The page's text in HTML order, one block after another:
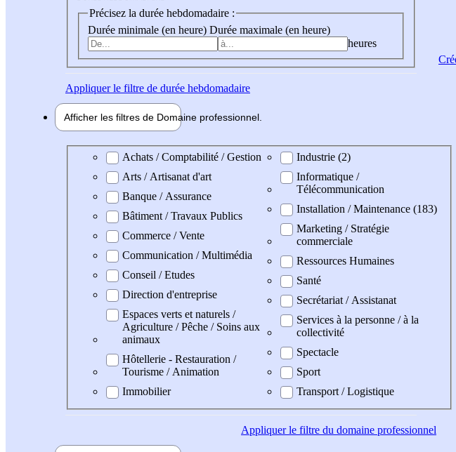
Précisez la durée hebdomadaire :
Durée minimale (en heure) Durée maximale (en heure)
heures
Appliquerle filtre de durée hebdomadaire
Afficher les filtres de Domaine professionnel
Domaine professionel
Achats / Comptabilité / Gestion
Arts / Artisanat d'art
Banque / Assurance
Bâtiment / Travaux Publics
Commerce / Vente
Communication / Multimédia
Conseil / Etudes
Direction d'entreprise
Espaces verts et naturels /
Agriculture / Pêche / Soins aux
animaux
Hôtellerie - Restauration /
Tourisme / Animation
Immobilier
Industrie (2)
Informatique /
Télécommunication
Installation / Maintenance (183)
Marketing / Stratégie
commerciale
Ressources Humaines
Santé
Secrétariat / Assistanat
Services à la personne / à la
collectivité
Spectacle
Sport
Transport / Logistique
Appliquerle filtre du domaine professionnel